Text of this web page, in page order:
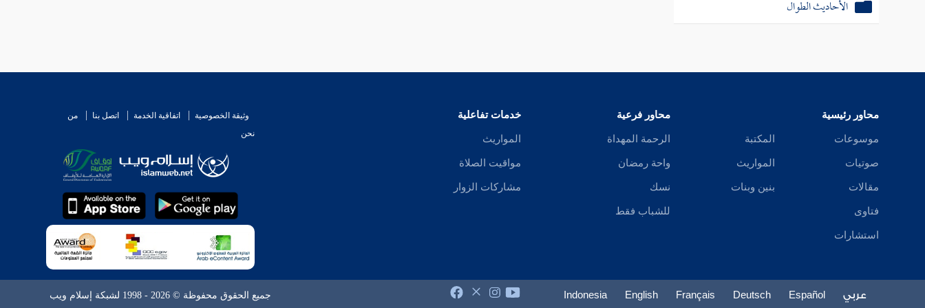
الأحاديث الطوال
محاور رئيسية
موسوعات
صوتيات
مقالات
فتاوى
استشارات
المكتبة
المواريث
بنين وبنات
محاور فرعية
الرحمة المهداة
واحة رمضان
نسك
للشباب فقط
خدمات تفاعلية
المواريث
مواقيت الصلاة
مشاركات الزوار
وثيقة الخصوصية اتفاقية الخدمة اتصل بنا
من
نحن
عربي Español
Deutsch
Français
English
Indonesia جميع الحقوق محفوظة © 2026 - 1998 لشبكة إسلام ويب